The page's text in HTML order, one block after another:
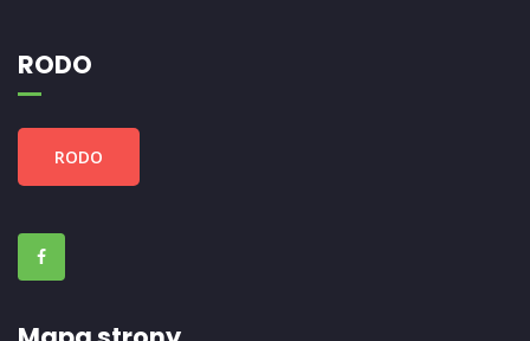
RODO
RODO